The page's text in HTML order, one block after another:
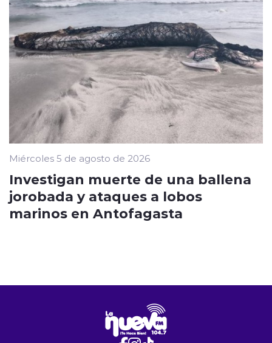
Miércoles 5 de agosto de 2026
Investigan muerte de una ballena
jorobada y ataques a lobos
marinos en Antofagasta